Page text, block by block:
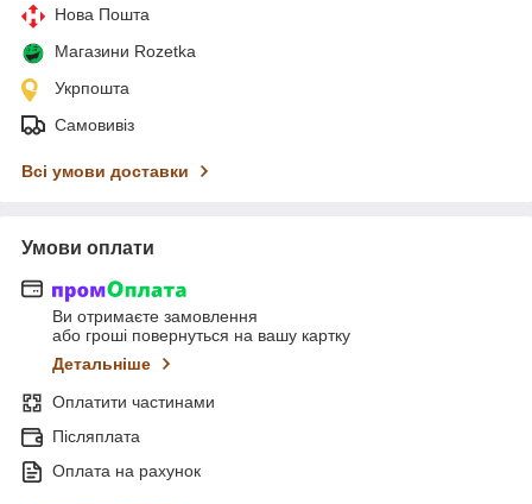
Нова Пошта
Магазини Rozetka
Укрпошта
Самовивіз
Всі умови доставки
Умови оплати
Ви отримаєте замовлення
або гроші повернуться на вашу картку
Детальніше
Оплатити частинами
Післяплата
Оплата на рахунок